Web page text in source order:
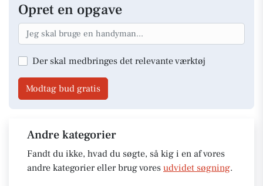
Opret en opgave
Der skal medbringes det relevante værktøj
Modtag bud gratis
Andre kategorier
Fandt du ikke, hvad du søgte, så kig i en af vores
andre kategorier eller brug vores udvidet søgning.